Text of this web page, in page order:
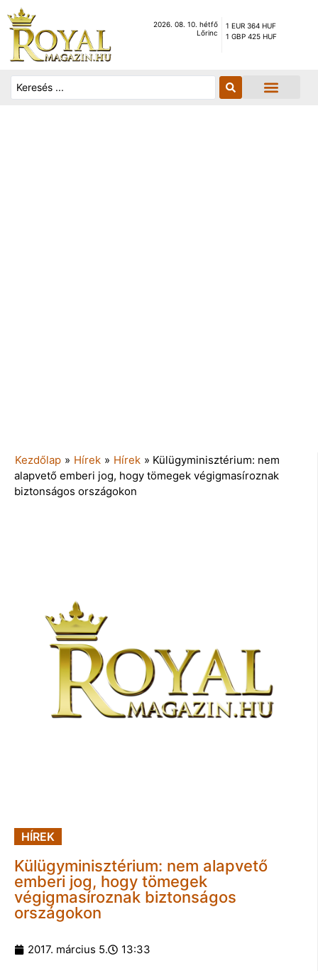
2026. 08. 10. hétfő
Lőrinc
1 EUR 364 HUF
1 GBP 425 HUF
Kezdőlap » Hírek » Hírek » Külügyminisztérium: nem
alapvető emberi jog, hogy tömegek végigmasíroznak
biztonságos országokon
HÍREK
Külügyminisztérium: nem alapvető
emberi jog, hogy tömegek
végigmasíroznak biztonságos
országokon
2017. március 5. 13:33